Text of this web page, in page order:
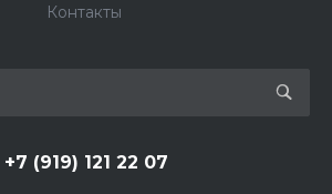
Контакты
+7 (919) 121 22 07